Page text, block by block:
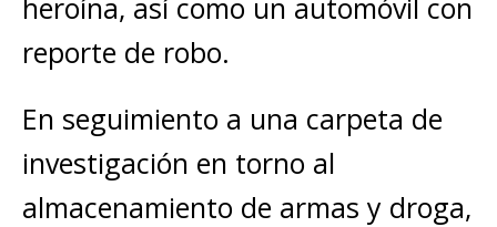
heroína, así como un automóvil con
reporte de robo.
En seguimiento a una carpeta de
investigación en torno al
almacenamiento de armas y droga,